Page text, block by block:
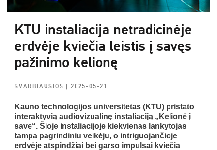
KTU instaliacija netradicinėje
erdvėje kviečia leistis į savęs
pažinimo kelionę
SVARBIAUSIOS| 2025-05-21
Kauno technologijos universitetas (KTU) pristato
interaktyvią audiovizualinę instaliaciją „Kelionė į
save“. Šioje instaliacijoje kiekvienas lankytojas
tampa pagrindiniu veikėju, o intriguojančioje
erdvėje atspindžiai bei garso impulsai kviečia